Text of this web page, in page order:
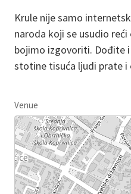
Krule nije samo
naroda koji se usudio
bojimo izgovoriti. Dođite
stotine tisuća ljudi prate i
Venue